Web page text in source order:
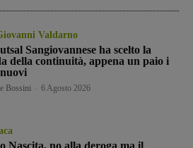
Valdarno
Sangiovannese ha scelto la
della continuità, appena un paio i
Bossini 6 Agosto 2026
Nascita, no alla deroga ma il